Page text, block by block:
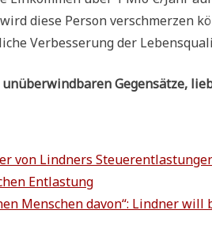
die­se Per­son ver­schmer­zen
Ver­bes­se­rung der
Gegen­sät­ze,
von Lind­ners
Entlastung
Men­schen davon“: Lind­ner